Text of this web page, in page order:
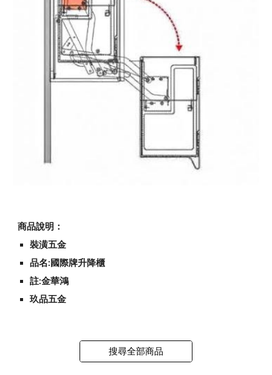
商品說明：
裝潢五金
品名:國際牌升降櫃
註:金華鴻
玖品五金
搜尋全部商品